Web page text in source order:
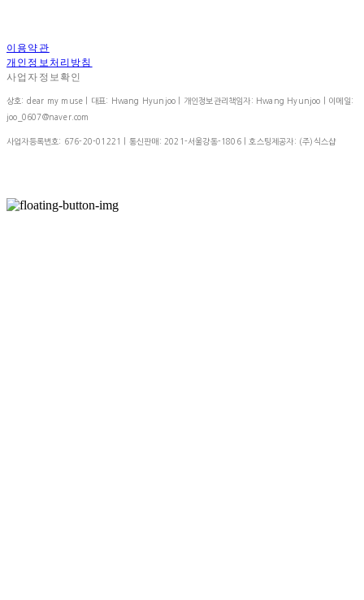
이용약관
개인정보처리방침
사업자정보확인
상호: dear my muse | 대표: Hwang Hyunjoo | 개인정보관리책임자: Hwang Hyunjoo | 이메일:
joo_0607@naver.com
사업자등록번호: 676-20-01221 | 통신판매: 2021-서울강동-1806| 호스팅제공자: (주)식스샵